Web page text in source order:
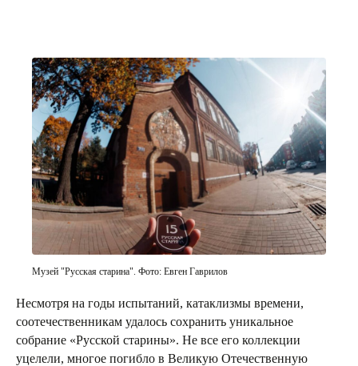
Музей "Русская старина". Фото: Евген Гаврилов
Несмотря на годы испытаний, катаклизмы времени,
соотечественникам удалось сохранить уникальное
собрание «Русской старины». Не все его коллекции
уцелели, многое погибло в Великую Отечественную
+7 4812 54-84-48
info@crurbanism.ru
г. Смоленск, ул. Маяковского,
д. 3
Пн-Пт 8:00—18:00
Смотреть на карте